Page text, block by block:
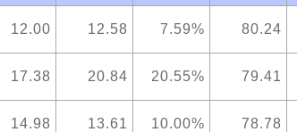
12.00 12.58 7.59% 80.24
17.38 20.84 20.55% 79.41
14.98 13.61 10.00% 78.78